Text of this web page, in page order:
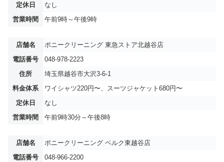
定休日
なし
営業時間
午前9時～午後9時
店舗名
ポニークリーニング 東急ストア北越谷店
電話番号
048-978-2223
住所
埼玉県越谷市大沢3-6-1
料金体系
ワイシャツ220円〜、スーツジャケット680円〜
定休日
なし
営業時間
午前9時30分～午後8時
店舗名
ポニークリーニング ベルク東越谷店
電話番号
048-966-2200